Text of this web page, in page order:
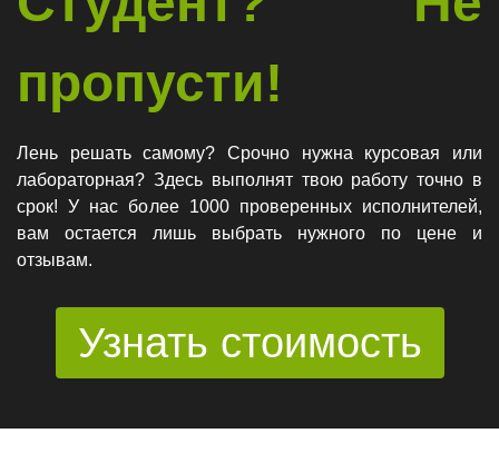
пропусти!
Лень решать самому? Срочно нужна курсовая или
лабораторная? Здесь выполнят твою работу точно в
срок! У нас более 1000 проверенных исполнителей,
вам остается лишь выбрать нужного по цене и
отзывам.
Узнать стоимость